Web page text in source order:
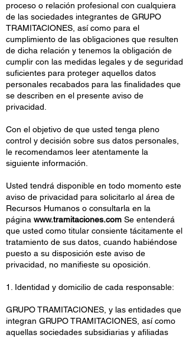
proceso o relación profesional con cualquiera
de las sociedades integrantes de GRUPO
TRAMITACIONES, así como para el
cumplimiento de las obligaciones que resulten
de dicha relación y tenemos la obligación de
cumplir con las medidas legales y de seguridad
suficientes para proteger aquellos datos
personales recabados para las finalidades que
se describen en el presente aviso de
privacidad.
Con el objetivo de que usted tenga pleno
control y decisión sobre sus datos personales,
le recomendamos leer atentamente la
siguiente información.
Usted tendrá disponible en todo momento este
aviso de privacidad para solicitarlo al área de
Recursos Humanos o consultarla en la
página www.tramitaciones.com Se entenderá
que usted como titular consiente tácitamente el
tratamiento de sus datos, cuando habiéndose
puesto a su disposición este aviso de
privacidad, no manifieste su oposición.
1. Identidad y domicilio de cada responsable:
GRUPO TRAMITACIONES, y las entidades que
integran GRUPO TRAMITACIONES, así como
aquellas sociedades subsidiarias y afiliadas